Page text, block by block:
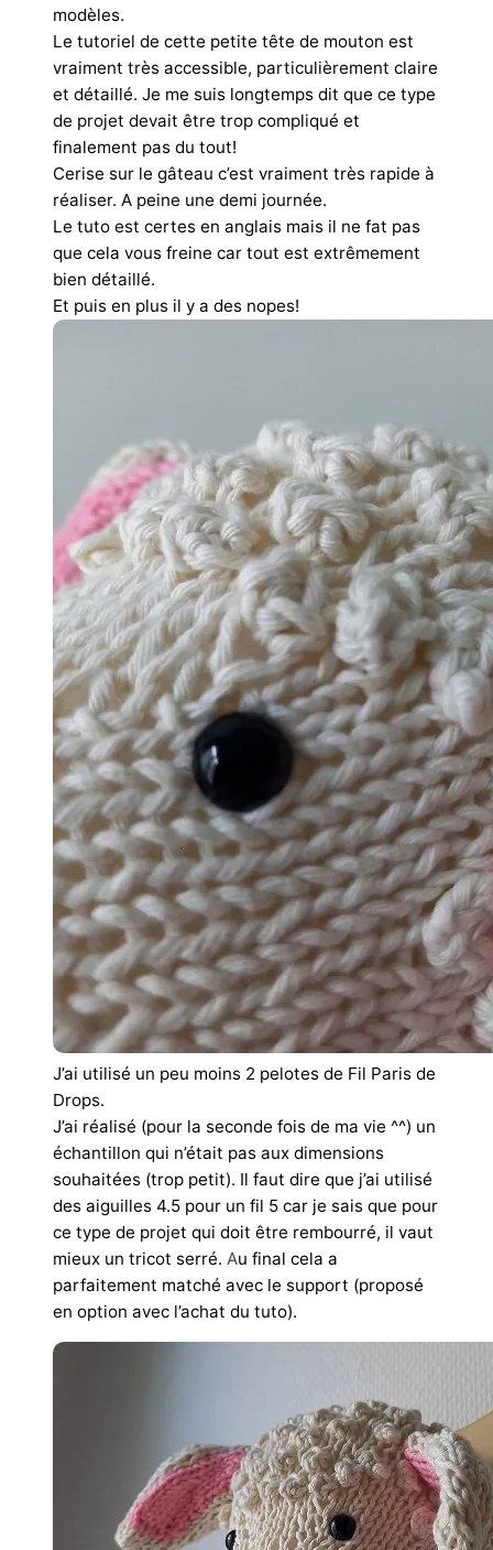
modèles.
Le tutoriel de cette petite tête de mouton est
vraiment très accessible, particulièrement claire
et détaillé. Je me suis longtemps dit que ce type
de projet devait être trop compliqué et
finalement pas du tout!
Cerise sur le gâteau c’est vraiment très rapide à
réaliser. A peine une demi journée.
Le tuto est certes en anglais mais il ne fat pas
que cela vous freine car tout est extrêmement
bien détaillé.
Et puis en plus il y a des nopes!
J’ai utilisé un peu moins 2 pelotes de Fil Paris de
Drops.
J’ai réalisé (pour la seconde fois de ma vie ^^) un
échantillon qui n’était pas aux dimensions
souhaitées (trop petit). Il faut dire que j’ai utilisé
des aiguilles 4.5 pour un fil 5 car je sais que pour
ce type de projet qui doit être rembourré, il vaut
mieux un tricot serré. Au final cela a
parfaitement matché avec le support (proposé
en option avec l’achat du tuto).